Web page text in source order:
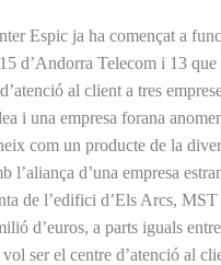
Espic ja ha començat a
d’Andorra Telecom i 13 que
al client a tres
i una empresa forana
com un producte de la
l’aliança d’una empresa
de l’edifici d’Els Arcs,
d’euros, a parts iguals
ser el centre d’atenció al